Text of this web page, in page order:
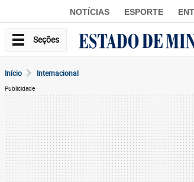
NOTÍCIAS ESPORTE
Seções
Início Internacional
Publicidade